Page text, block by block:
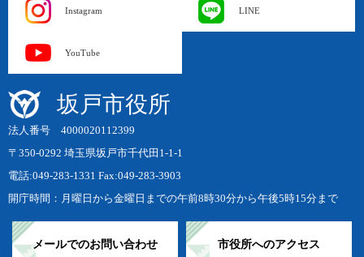
Instagram LINE
YouTube
坂戸市役所
法人番号 4000020112399
〒350-0292 埼玉県坂戸市千代田1-1-1
電話:049-283-1331 Fax:049-283-3903
開庁時間：月曜日から金曜日までの午前8時30分から午後5時15分まで
メールでのお問い合わせ 市役所へのアクセス